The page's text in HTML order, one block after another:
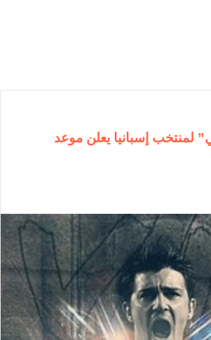
لمنتخب إسبانيا يعلن موعد